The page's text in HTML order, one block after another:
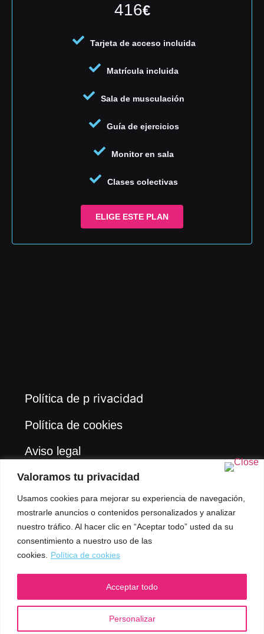
Valoramos tu privacidad
Usamos cookies para mejorar su experiencia de navegación,
mostrarle anuncios o contenidos personalizados y analizar
nuestro tráfico. Al hacer clic en “Aceptar todo” usted da su
consentimiento a nuestro uso de las
cookies.
Política de cookies
Personalizar
Acceptar todo
416€
Tarjeta de acceso incluida
Matrícula incluida
Sala de musculación
Guía de ejercicios
Monitor en sala
Clases colectivas
ELIGE ESTE PLAN
Política de p rivacidad
Política de cookies
Aviso legal